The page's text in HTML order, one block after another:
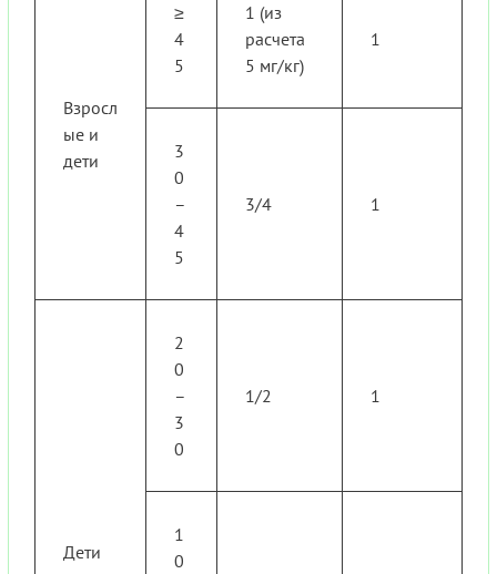
Взросл
ые и
дети
≥
4
5
1 (из
расчета
5 мг/кг)
1
3
0
–
4
5
3/4 1
Дети
2
0
–
3
0
1/2 1
1
0